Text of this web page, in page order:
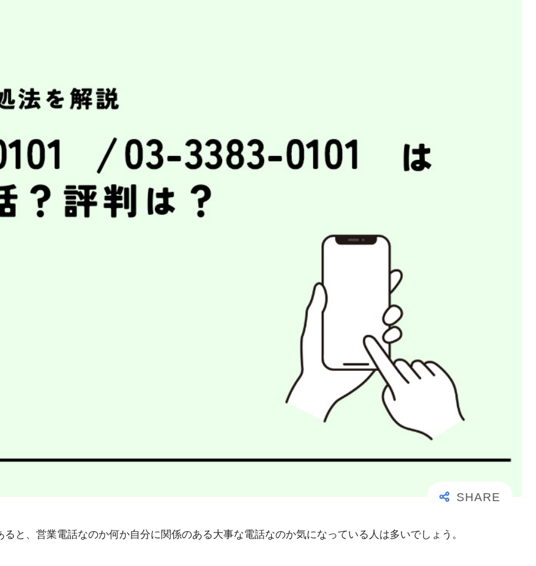
と、営業電話なのか何か自分に関係のある大事な電話なのか気になっている人は多いでしょう。